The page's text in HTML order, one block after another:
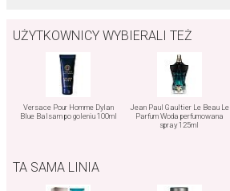
UŻYTKOWNICY WYBIERALI TEŻ
Versace Pour Homme Dylan
Blue Balsam po goleniu 100ml
Jean Paul Gaultier Le Beau Le
Parfum Woda perfumowana
spray 125ml
TA SAMA LINIA